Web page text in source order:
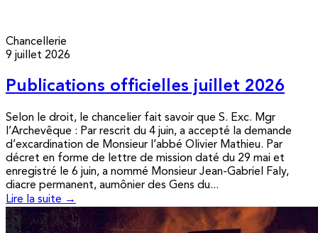
Chancellerie
9 juillet 2026
Publications officielles juillet 2026
Selon le droit, le chancelier fait savoir que S. Exc. Mgr
l’Archevêque : Par rescrit du 4 juin, a accepté la demande
d’excardination de Monsieur l’abbé Olivier Mathieu. Par
décret en forme de lettre de mission daté du 29 mai et
enregistré le 6 juin, a nommé Monsieur Jean-Gabriel Faly,
diacre permanent, aumônier des Gens du...
Lire la suite →